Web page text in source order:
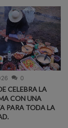
0
CELEBRA LA
CON UNA
PARA TODA LA